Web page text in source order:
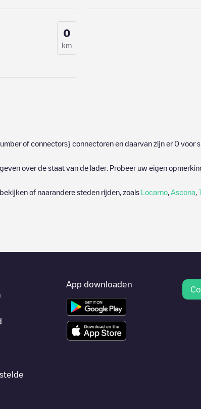
0
km
of connectors} connectoren en daarvan zijn er 0 voor
over de staat van de lader. Probeer uw eigen
bekijken of naarandere steden rijden, zoals Locarno Ascona
App downloaden